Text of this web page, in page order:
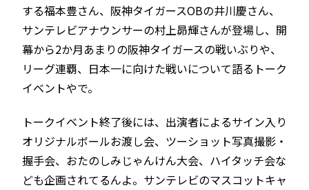
する福本豊さん、阪神タイガースOBの井川慶さん、
サンテレビアナウンサーの村上昴輝さんが登場し、開
幕から2か月あまりの阪神タイガースの戦いぶりや、
リーグ連覇、日本一に向けた戦いについて語るトーク
イベントやで。
トークイベント終了後には、出演者によるサイン入り
オリジナルボールお渡し会、ツーショット写真撮影・
握手会、おたのしみじゃんけん大会、ハイタッチ会な
ども企画されてるんよ。サンテレビのマスコットキャ